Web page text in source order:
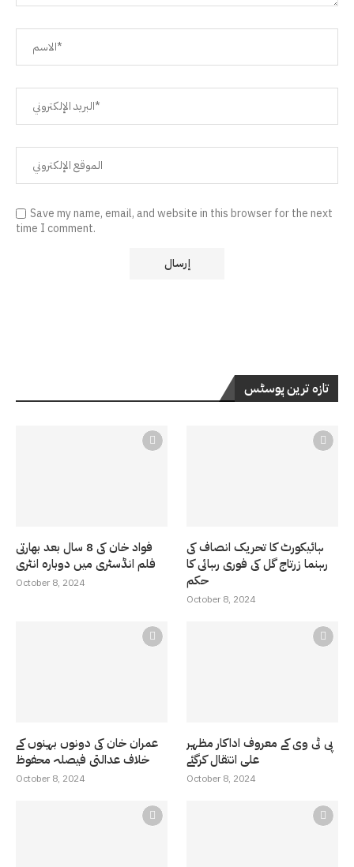
Save my name, email, and website in this browser for the next
time I comment.
تازہ ترین پوسٹس
فواد خان کی 8 سال بعد بھارتی
فلم انڈسٹری میں دوبارہ انٹری
October 8, 2024
ہائیکورٹ کا تحریک انصاف کی
رہنما زرتاج گل کی فوری رہائی کا
حکم
October 8, 2024
عمران خان کی دونوں بہنوں کے
خلاف عدالتی فیصلہ محفوظ
October 8, 2024
پی ٹی وی کے معروف اداکار مظہر
علی انتقال کرگئے
October 8, 2024